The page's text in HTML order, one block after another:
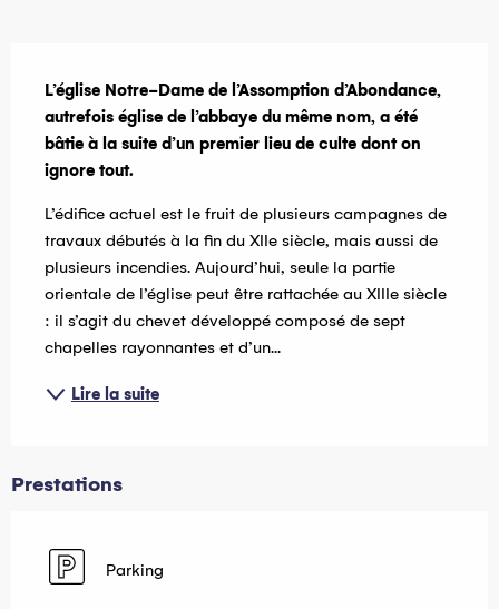
L’église Notre-Dame de l’Assomption d’Abondance,
autrefois église de l’abbaye du même nom, a été
bâtie à la suite d’un premier lieu de culte dont on
ignore tout.
L’édifice actuel est le fruit de plusieurs campagnes de
travaux débutés à la fin du XIIe siècle, mais aussi de
plusieurs incendies. Aujourd’hui, seule la partie
orientale de l’église peut être rattachée au XIIIe siècle
: il s’agit du chevet développé composé de sept
chapelles rayonnantes et d’un...
Lire la suite
Prestations
Parking